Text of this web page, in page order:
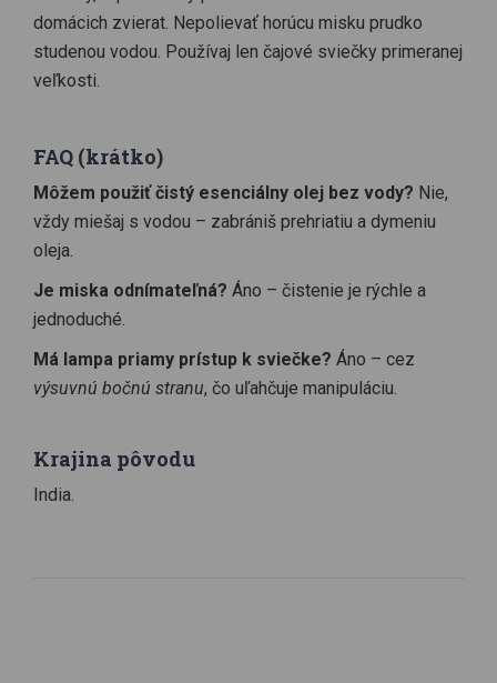
domácich zvierat. Nepolievať horúcu misku prudko
studenou vodou. Používaj len čajové sviečky primeranej
veľkosti.
FAQ (krátko)
Môžem použiť čistý esenciálny olej bez vody? Nie,
vždy miešaj s vodou – zabrániš prehriatiu a dymeniu
oleja.
Je miska odnímateľná? Áno – čistenie je rýchle a
jednoduché.
Má lampa priamy prístup k sviečke? Áno – cez
výsuvnú bočnú stranu, čo uľahčuje manipuláciu.
Krajina pôvodu
India.